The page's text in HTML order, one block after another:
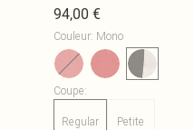
94,00 €
Couleur: Mono
Coupe:
Regular Petite